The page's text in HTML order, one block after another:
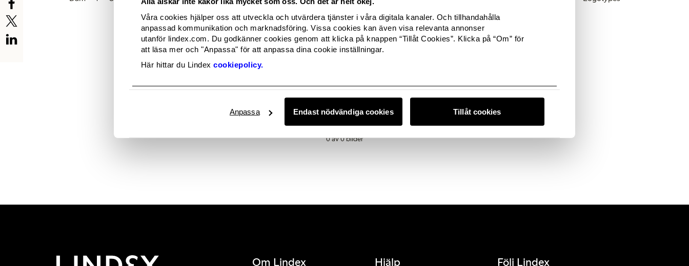
Våra cookies hjälper oss att utveckla och utvärdera tjänster i våra digitala kanaler. Och tillhandahålla
anpassad kommunikation och marknadsföring. Vissa cookies kan även visa relevanta annonser
utanför lindex.com. Du godkänner cookies genom att klicka på knappen “Tillåt Cookies”. Klicka på “Om” för
att läsa mer och "Anpassa" för att anpassa dina cookie inställningar.
Här hittar du Lindex cookiepolicy.
Endast nödvändiga cookies
Anpassa Tillåt cookies
FE x Mammut FE Summer FE Swimwear FE Teen Swimwear FE Menopause FE Teen
news again soon. And hey, if you are looking for something in particular or just want to connect with us, we'd
love for you toget in touch.
0 av 0 bilder
Om Lindex Hjälp Följ Lindex